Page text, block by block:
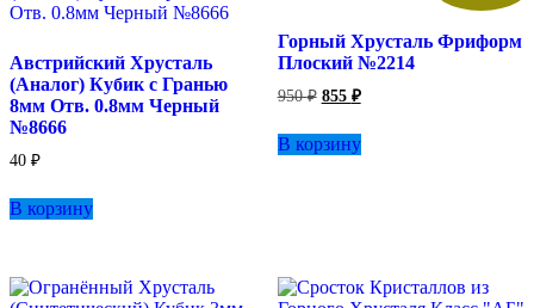
Австрийский Хрусталь
(Аналог) Кубик с Гранью
8мм Отв. 0.8мм Черный
№8666
40 ₽
В корзину
Горный Хрусталь Фриформ
Плоский №2214
950₽ Первоначальная
950 ₽.
855 ₽Текущая
855 ₽.
В корзину